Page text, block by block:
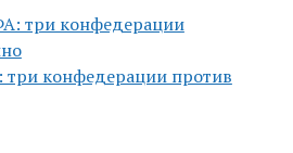
конфедерации против